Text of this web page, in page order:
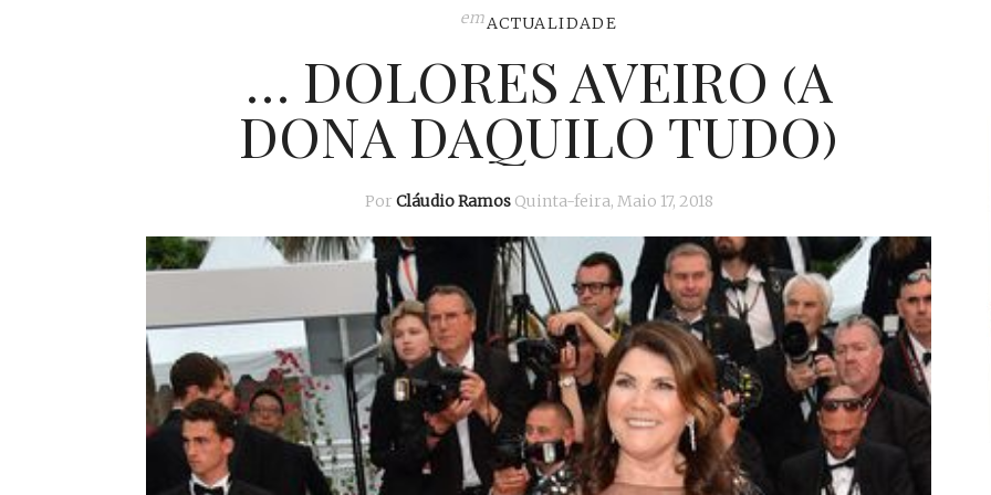
emACTUALIDADE
… DOLORES AVEIRO (A
DONA DAQUILO TUDO)
Por Cláudio Ramos Quinta-feira, Maio 17, 2018